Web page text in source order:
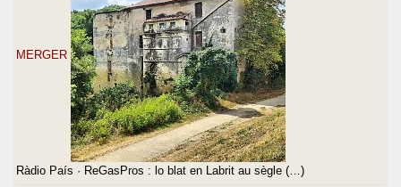
MERGER
Ràdio País · ReGasPros : lo blat en Labrit au sègle (…)